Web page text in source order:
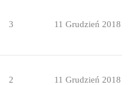
3 11 Grudzień 2018
2 11 Grudzień 2018